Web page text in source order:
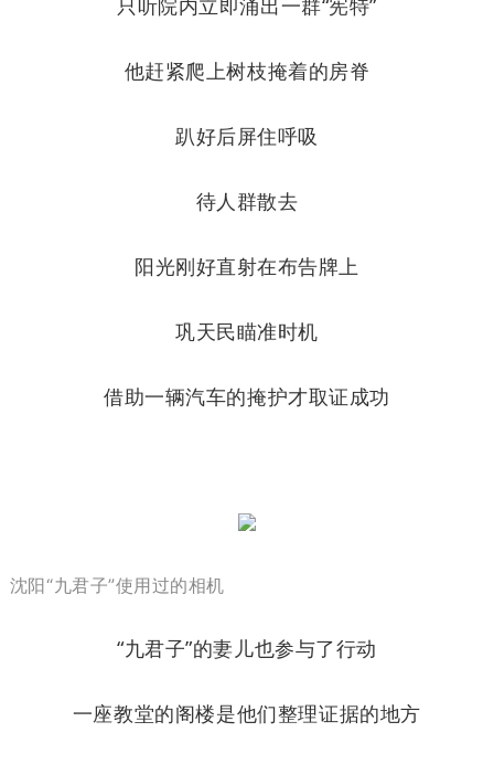
他赶紧爬上树枝掩着的房脊
趴好后屏住呼吸
待人群散去
阳光刚好直射在布告牌上
巩天民瞄准时机
借助一辆汽车的掩护才取证成功
沈阳“九君子”使用过的相机
“九君子”的妻儿也参与了行动
一座教堂的阁楼是他们整理证据的地方